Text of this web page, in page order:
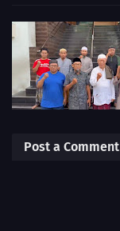
Post a Comment